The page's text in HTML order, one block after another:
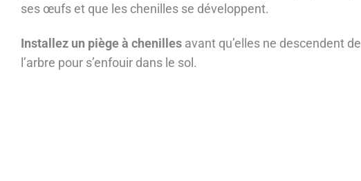
ses œufs et que les chenilles se développent.
Installez un piège à chenilles avant qu’elles ne descendent de
l’arbre pour s’enfouir dans le sol.